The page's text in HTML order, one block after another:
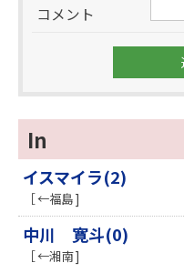
コメント
In
イスマイラ(2)
［ ←福島 ]
中川 寛斗(0)
［ ←湘南 ]